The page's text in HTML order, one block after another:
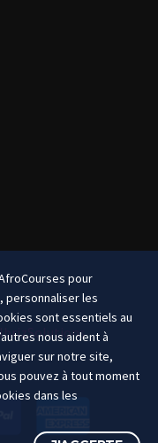
IbrizSolutions
pour
personnaliser les
sont essentiels au
nous aident à
sur notre site,
pouvez à tout moment
dans les